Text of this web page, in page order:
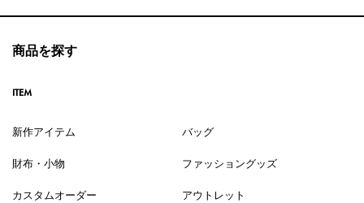
商品を探す
ITEM
新作アイテム バッグ
財布・小物 ファッショングッズ
カスタムオーダー アウトレット